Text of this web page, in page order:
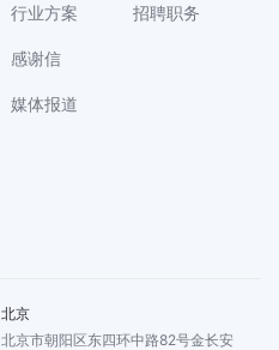
行业方案
感谢信
媒体报道
招聘职务
北京
北京市朝阳区东四环中路82号金长安